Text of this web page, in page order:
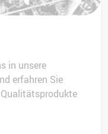
in unsere
erfahren Sie